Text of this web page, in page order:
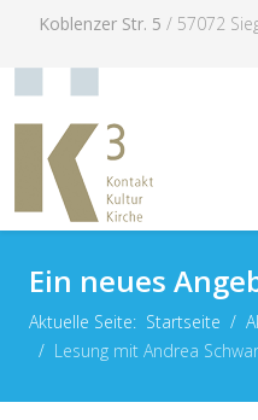
Koblenzer Str. 5 / 57072
Ein neues
Aktuelle Seite: Startseite
Lesung mit Andrea